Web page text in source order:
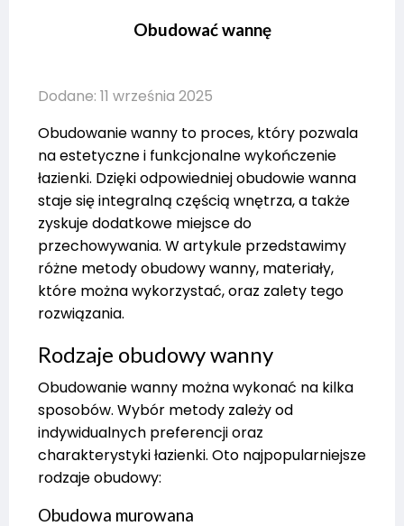
Obudować wannę
Dodane: 11 września 2025
Obudowanie wanny to proces, który pozwala
na estetyczne i funkcjonalne wykończenie
łazienki. Dzięki odpowiedniej obudowie wanna
staje się integralną częścią wnętrza, a także
zyskuje dodatkowe miejsce do
przechowywania. W artykule przedstawimy
różne metody obudowy wanny, materiały,
które można wykorzystać, oraz zalety tego
rozwiązania.
Rodzaje obudowy wanny
Obudowanie wanny można wykonać na kilka
sposobów. Wybór metody zależy od
indywidualnych preferencji oraz
charakterystyki łazienki. Oto najpopularniejsze
rodzaje obudowy:
Obudowa murowana